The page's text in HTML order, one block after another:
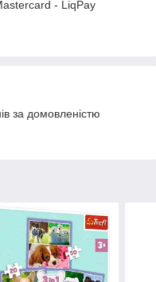
- LiqPay
за домовленістю